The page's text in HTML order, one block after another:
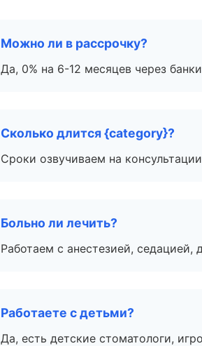
Можно ли в рассрочку?
Да, 0% на 6-12 месяцев через
Сколько длится {category}?
Сроки озвучиваем на
Больно ли лечить?
Работаем с анестезией, седацией,
Работаете с детьми?
Да, есть детские стоматологи,